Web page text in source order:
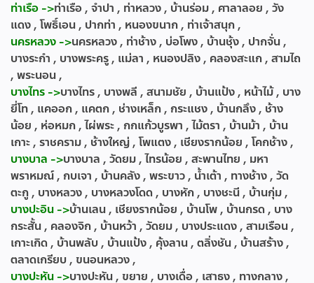
ท่าเรือ ->ท่าเรือ , จำปา , ท่าหลวง , บ้านร่อม , ศาลาลอย , วัง
แดง , โพธิ์เอน , ปากท่า , หนองขนาก , ท่าเจ้าสนุก ,
นครหลวง ->นครหลวง , ท่าช้าง , บ่อโพง , บ้านชุ้ง , ปากจั่น ,
บางระกำ , บางพระครู , แม่ลา , หนองปลิง , คลองสะแก , สามไถ
, พระนอน ,
บางไทร ->บางไทร , บางพลี , สนามชัย , บ้านแป้ง , หน้าไม้ , บาง
ยี่โท , แคออก , แคตก , ช่างเหล็ก , กระแชง , บ้านกลึง , ช้าง
น้อย , ห่อหมก , ไผ่พระ , กกแก้วบูรพา , ไม้ตรา , บ้านม้า , บ้าน
เกาะ , ราชคราม , ช้างใหญ่ , โพแตง , เชียงรากน้อย , โคกช้าง ,
บางบาล ->บางบาล , วัดยม , ไทรน้อย , สะพานไทย , มหา
พราหมณ์ , กบเจา , บ้านคลัง , พระขาว , น้ำเต้า , ทางช้าง , วัด
ตะกู , บางหลวง , บางหลวงโดด , บางหัก , บางชะนี , บ้านกุ่ม ,
บางปะอิน ->บ้านเลน , เชียงรากน้อย , บ้านโพ , บ้านกรด , บาง
กระสั้น , คลองจิก , บ้านหว้า , วัดยม , บางประแดง , สามเรือน ,
เกาะเกิด , บ้านพลับ , บ้านแป้ง , คุ้งลาน , ตลิ่งชัน , บ้านสร้าง ,
ตลาดเกรียบ , ขนอนหลวง ,
บางปะหัน ->บางปะหัน , ขยาย , บางเดื่อ , เสาธง , ทางกลาง ,